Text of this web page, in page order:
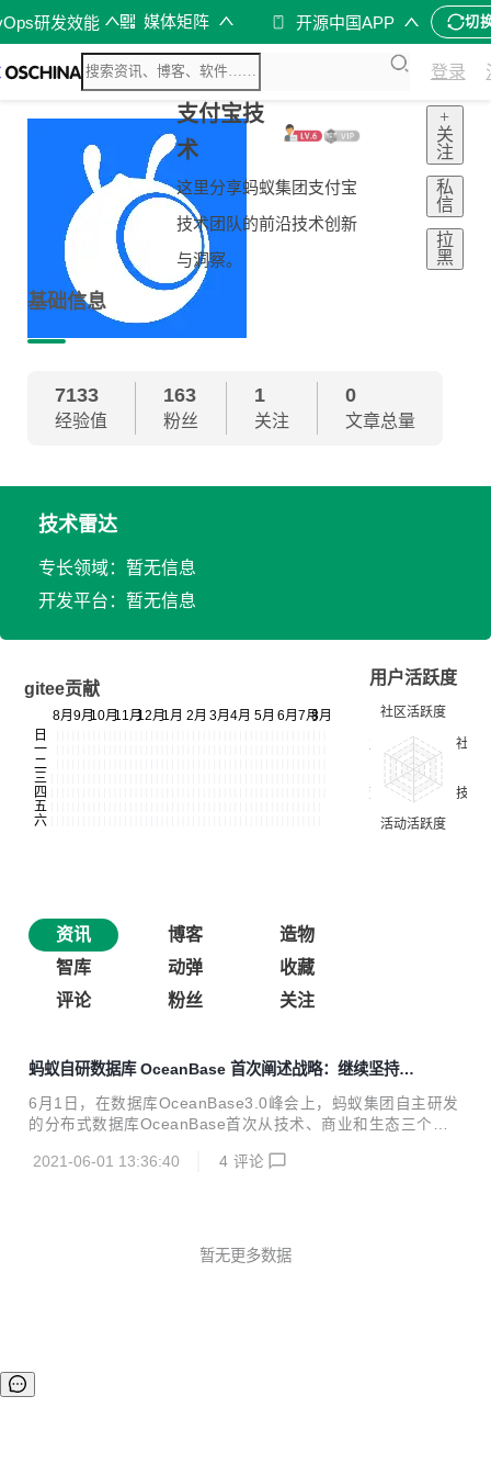
研发效能 媒体矩阵 开源中国APP 切
登录
支付宝技
术
这里分享蚂蚁集团支付宝
技术团队的前沿技术创新
与洞察。
+
关
注
私
信
拉
黑
基础信息
7133
经验值
163
粉丝
1
关注
0
文章总量
技术雷达
专长领域：暂无信息
开发平台：暂无信息
gitee贡献
用户活跃度
资讯 博客
造物
智库
动弹
收藏
评论
粉丝 关注
蚂蚁自研数据库 OceanBase 首次阐述战略：继续坚持自
研开放之路，开源 300 万行核心代码
6月1日，在数据库OceanBase3.0峰会上，蚂蚁集团自主研发
的分布式数据库OceanBase首次从技术、商业和生态三个维
布正式开源，并成立OceanBase开源社区，社区官网同步上
技红利，7月启动全新价格体系，公共云版本将推出价格更低
2021-06-01 13:36:40 4 评论
暂无更多数据